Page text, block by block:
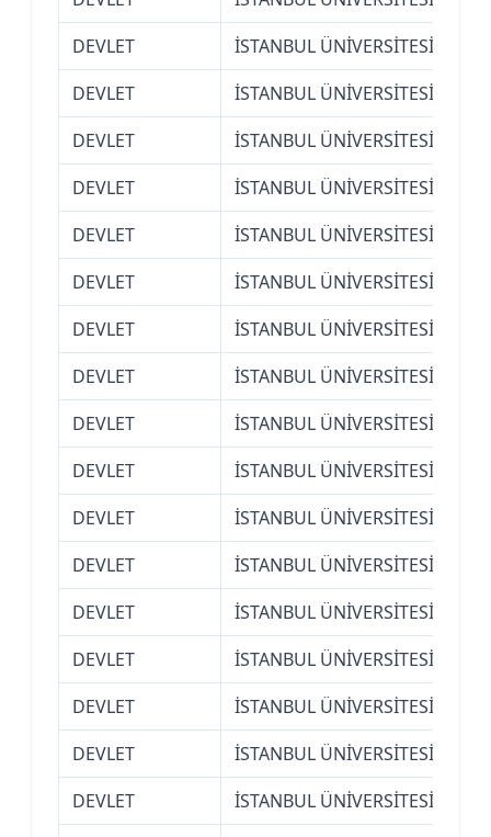
DEVLET
İSTANBUL ÜNİVERSİTESİ
DEVLET
İSTANBUL ÜNİVERSİTESİ
DEVLET
İSTANBUL ÜNİVERSİTESİ
DEVLET
İSTANBUL ÜNİVERSİTESİ
DEVLET
İSTANBUL ÜNİVERSİTESİ
DEVLET
İSTANBUL ÜNİVERSİTESİ
DEVLET
İSTANBUL ÜNİVERSİTESİ
DEVLET
İSTANBUL ÜNİVERSİTESİ
DEVLET
İSTANBUL ÜNİVERSİTESİ
DEVLET
İSTANBUL ÜNİVERSİTESİ
DEVLET
İSTANBUL ÜNİVERSİTESİ
DEVLET
İSTANBUL ÜNİVERSİTESİ
DEVLET
İSTANBUL ÜNİVERSİTESİ
DEVLET
İSTANBUL ÜNİVERSİTESİ
DEVLET
İSTANBUL ÜNİVERSİTESİ
DEVLET
İSTANBUL ÜNİVERSİTESİ
DEVLET
İSTANBUL ÜNİVERSİTESİ